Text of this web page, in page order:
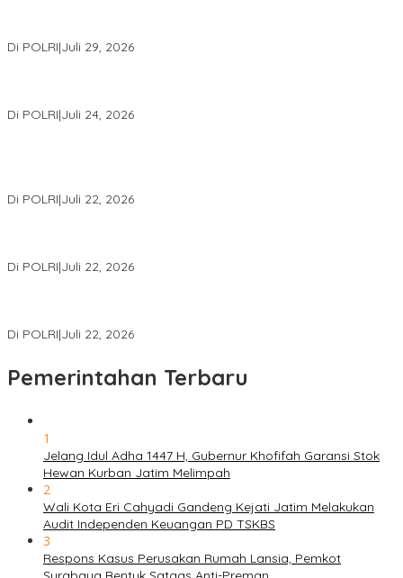
Di POLRI|Juli 29, 2026
Di POLRI|Juli 24, 2026
Di POLRI|Juli 22, 2026
Di POLRI|Juli 22, 2026
Di POLRI|Juli 22, 2026
Pemerintahan Terbaru
1
Jelang Idul Adha 1447 H, Gubernur Khofifah Garansi Stok
Hewan Kurban Jatim Melimpah
2
Wali Kota Eri Cahyadi Gandeng Kejati Jatim Melakukan
Audit Independen Keuangan PD TSKBS
3
Respons Kasus Perusakan Rumah Lansia, Pemkot